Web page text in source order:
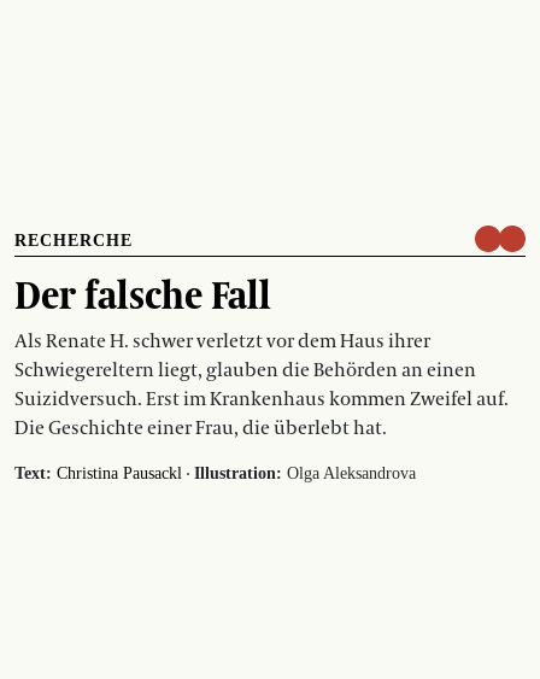
RECHERCHE
Der falsche Fall
Als Renate H. schwer verletzt vor dem Haus ihrer
Schwiegereltern liegt, glauben die Behörden an einen
Suizidversuch. Erst im Krankenhaus kommen Zweifel auf.
Die Geschichte einer Frau, die überlebt hat.
Text: Christina Pausackl · Illustration: Olga Aleksandrova